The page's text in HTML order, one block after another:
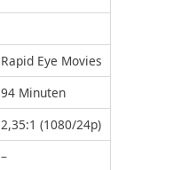
Rapid Eye Movies
94 Minuten
2,35:1 (1080/24p)
–